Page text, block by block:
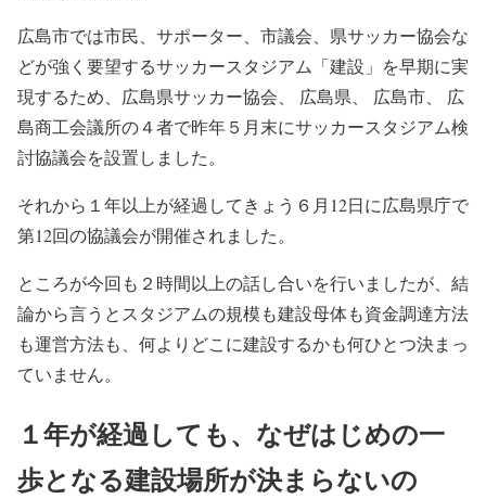
広島市では市民、サポーター、市議会、県サッカー協会な
どが強く要望するサッカースタジアム「建設」を早期に実
現するため、広島県サッカー協会、 広島県、 広島市、 広
島商工会議所の４者で昨年５月末にサッカースタジアム検
討協議会を設置しました。
それから１年以上が経過してきょう６月12日に広島県庁で
第12回の協議会が開催されました。
ところが今回も２時間以上の話し合いを行いましたが、結
論から言うとスタジアムの規模も建設母体も資金調達方法
も運営方法も、何よりどこに建設するかも何ひとつ決まっ
ていません。
１年が経過しても、なぜはじめの一
歩となる建設場所が決まらないの